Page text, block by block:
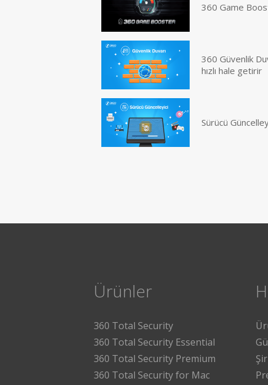
360 Game
360 Güvenlik
hızlı hale getirir
Sürücü
Ürünler
360 Total Security
360 Total Security Essential
360 Total Security Premium
360 Total Security for Mac